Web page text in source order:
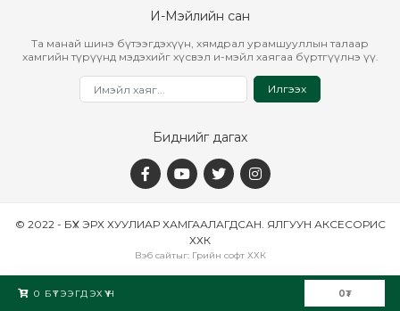
И-Мэйлийн сан
Та манай шинэ бүтээгдэхүүн, хямдрал урамшууллын талаар
хамгийн түрүүнд мэдэхийг хүсвэл и-мэйл хаягаа бүртгүүлнэ үү.
Илгээх
Биднийг дагах
© 2022 - БҮХ ЭРХ ХУУЛИАР ХАМГААЛАГДСАН. ЯЛГУУН АКСЕСОРИС
ХХК
Вэб сайтыг: Грийн софт ХХК
0 БҮТЭЭГДЭХҮҮН 0₮